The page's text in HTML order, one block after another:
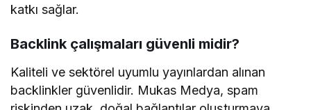
katkı sağlar.
Backlink çalışmaları güvenli midir?
Kaliteli ve sektörel uyumlu yayınlardan alınan
backlinkler güvenlidir. Mukas Medya, spam